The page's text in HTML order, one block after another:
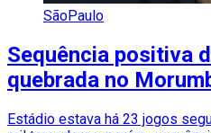
SãoPaulo
Sequência positiva
quebrada no
Estádio estava há 23 jogos